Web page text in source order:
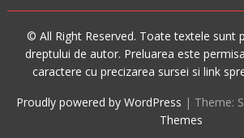
© All Right Reserved. Toate textele sunt
dreptului de autor. Preluarea este
caractere cu precizarea sursei si link
Proudly powered by WordPress | Theme:
Themes